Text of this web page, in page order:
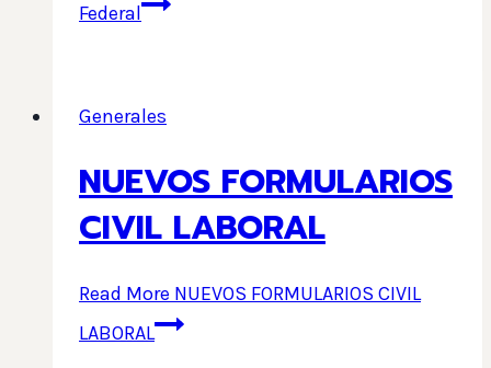
Federal
Generales
NUEVOS FORMULARIOS
CIVIL LABORAL
Read More NUEVOS FORMULARIOS CIVIL
LABORAL